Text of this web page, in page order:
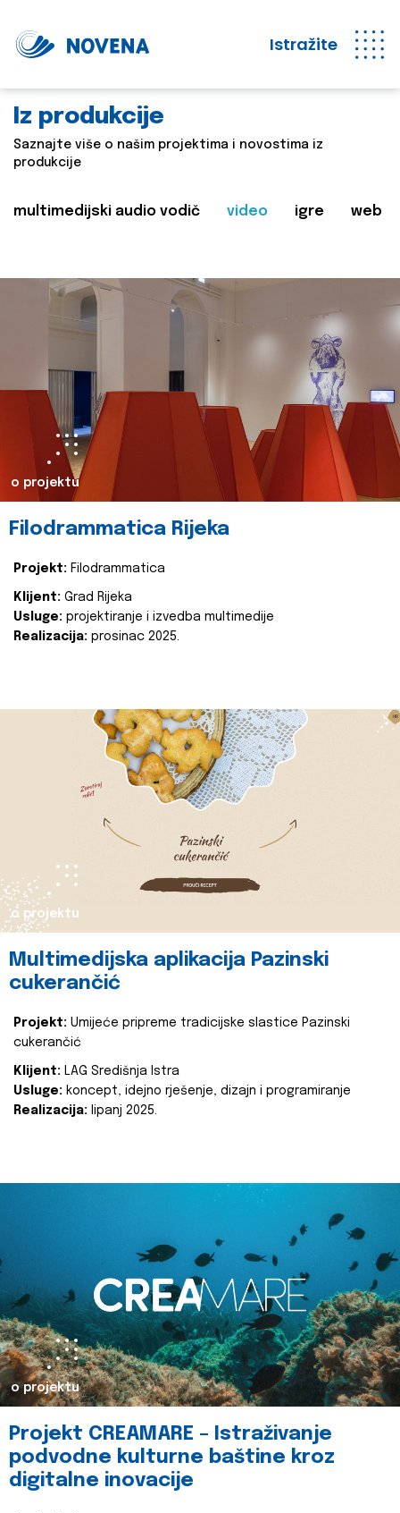
Istražite
Iz produkcije
Saznajte više o našim projektima i novostima iz
produkcije
multimedijski audio vodič video igre web
o projektu
Filodrammatica Rijeka
Projekt: Filodrammatica
Klijent: Grad Rijeka
Usluge: projektiranje i izvedba multimedije
Realizacija: prosinac 2025.
o projektu
Multimedijska aplikacija Pazinski
cukerančić
Projekt: Umijeće pripreme tradicijske slastice Pazinski
cukerančić
Klijent: LAG Središnja Istra
Usluge: koncept, idejno rješenje, dizajn i programiranje
Realizacija: lipanj 2025.
o projektu
Projekt CREAMARE – Istraživanje
podvodne kulturne baštine kroz
digitalne inovacije